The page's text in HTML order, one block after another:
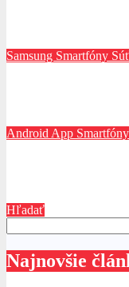
Samsung Smartfóny
Android App Smartfóny
Hľadať
Najnovšie